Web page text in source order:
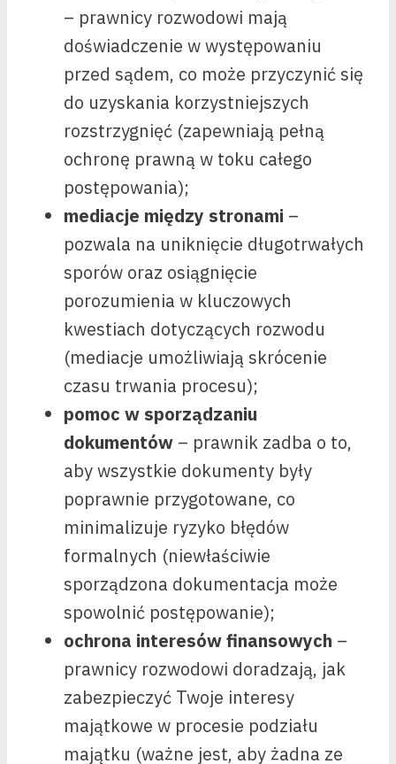
– prawnicy rozwodowi mają
doświadczenie w występowaniu
przed sądem, co może przyczynić się
do uzyskania korzystniejszych
rozstrzygnięć (zapewniają pełną
ochronę prawną w toku całego
postępowania);
mediacje między stronami –
pozwala na uniknięcie długotrwałych
sporów oraz osiągnięcie
porozumienia w kluczowych
kwestiach dotyczących rozwodu
(mediacje umożliwiają skrócenie
czasu trwania procesu);
pomoc w sporządzaniu
dokumentów – prawnik zadba o to,
aby wszystkie dokumenty były
poprawnie przygotowane, co
minimalizuje ryzyko błędów
formalnych (niewłaściwie
sporządzona dokumentacja może
spowolnić postępowanie);
ochrona interesów finansowych –
prawnicy rozwodowi doradzają, jak
zabezpieczyć Twoje interesy
majątkowe w procesie podziału
majątku (ważne jest, aby żadna ze